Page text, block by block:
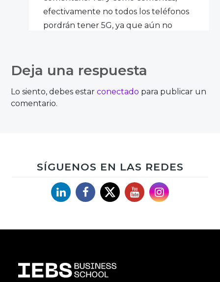
efectivamente no todos los teléfonos
pordrán tener 5G, ya que aún no
saludo
Deja una respuesta
Lo siento, debes estarconectado para publicar un
comentario.
SÍGUENOS EN LAS REDES
LinkedinFacebook
X YouTubeInstagram